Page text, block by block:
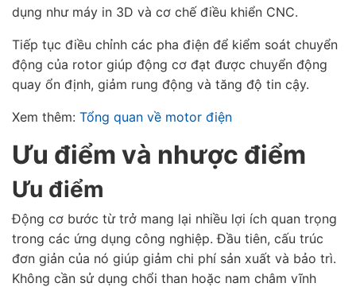
dụng như máy in 3D và cơ chế điều khiển CNC.
Tiếp tục điều chỉnh các pha điện để kiểm soát chuyển
động của rotor giúp động cơ đạt được chuyển động
quay ổn định, giảm rung động và tăng độ tin cậy.
Xem thêm: Tổng quan về motor điện
Ưu điểm và nhược điểm
Ưu điểm
Động cơ bước từ trở mang lại nhiều lợi ích quan trọng
trong các ứng dụng công nghiệp. Đầu tiên, cấu trúc
đơn giản của nó giúp giảm chi phí sản xuất và bảo trì.
Không cần sử dụng chổi than hoặc nam châm vĩnh